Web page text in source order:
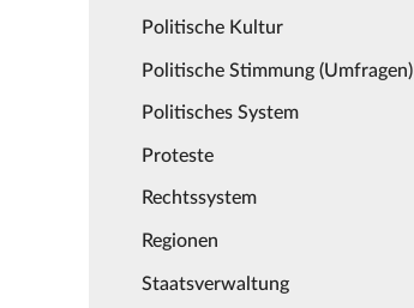
Politische Kultur
Politische Stimmung (Umfragen)
Politisches System
Proteste
Rechtssystem
Regionen
Staatsverwaltung